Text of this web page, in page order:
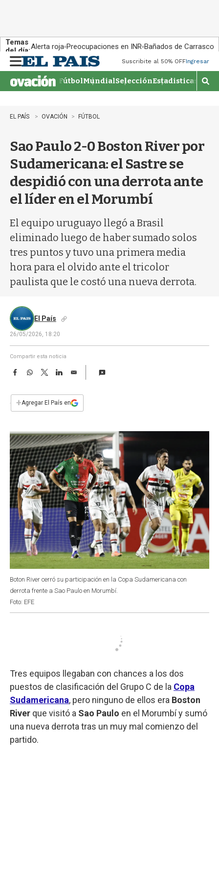
Temas
del día:Alerta roja Preocupaciones en INR Bañados de Carrasco
n
u
Suscribite al 50% OFFIngresar
FútbolMundialSelecciónEstadisticas
M
o
EL PAÍS OVACIÓN FÚTBOL
Sao Paulo 2-0 Boston River por
Sudamericana: el Sastre se
despidió con una derrota ante
el líder en el Morumbí
El equipo uruguayo llegó a Brasil
eliminado luego de haber sumado solos
tres puntos y tuvo una primera media
hora para el olvido ante el tricolor
paulista que le costó una nueva derrota.
El País
26/05/2026, 18:20
Compartir esta noticia
F
e
b
k
W
s
p
T
w
t
L
n
E
i
l
+Agregar El País en
Boton River cerró su participación en la Copa Sudamericana con
derrota frente a Sao Paulo en Morumbí.
Foto: EFE
Tres equipos llegaban con chances a los dos
puestos de clasificación del Grupo C de la Copa
Sudamericana, pero ninguno de ellos era Boston
River que visitó a Sao Paulo en el Morumbí y sumó
una nueva derrota tras un muy mal comienzo del
partido.